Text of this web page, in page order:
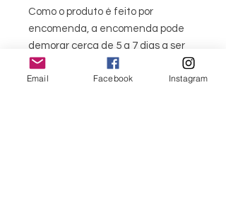
Como o produto é feito por
encomenda, a encomenda pode
demorar cerca de 5 a 7 dias a ser
entregue.
Email Facebook Instagram